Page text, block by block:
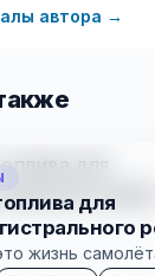
автора →
для
жизнь